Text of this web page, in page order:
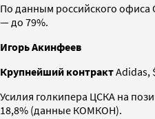
По данным российского офиса
— до 79%.
Игорь Акинфеев
Крупнейший контрактAdidas,
Усилия голкипера ЦСКА на
18,8% (данные КОМКОН).